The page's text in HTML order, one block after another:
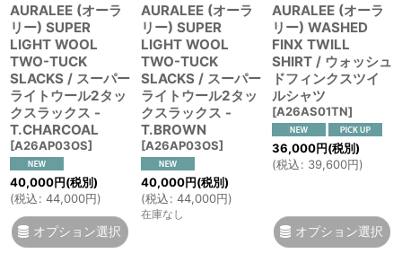
AURALEE (オーラ
リー) SUPER
LIGHT WOOL
TWO-TUCK
SLACKS / スーパー
ライトウール2タッ
クスラックス -
T.CHARCOAL
[A26AP03OS]
40,000円(税別)
(税込: 44,000円)
オプション選択
AURALEE (オーラ
リー) SUPER
LIGHT WOOL
TWO-TUCK
SLACKS / スーパー
ライトウール2タッ
クスラックス -
T.BROWN
[A26AP03OS]
40,000円(税別)
(税込: 44,000円)
在庫なし
AURALEE (オーラ
リー) WASHED
FINX TWILL
SHIRT / ウォッシュ
ドフィンクスツイ
ルシャツ
[A26AS01TN]
36,000円(税別)
(税込: 39,600円)
オプション選択